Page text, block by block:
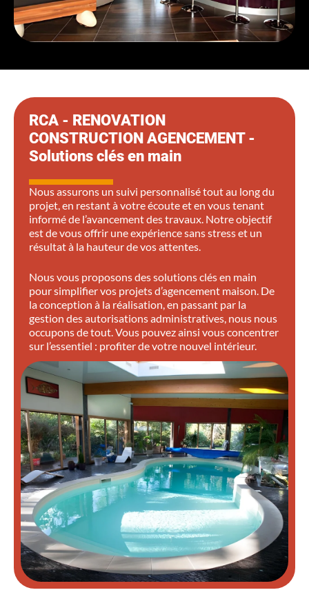
RCA - RENOVATION
CONSTRUCTION AGENCEMENT -
Solutions clés en main
Nous assurons un suivi personnalisé tout au long du
projet, en restant à votre écoute et en vous tenant
informé de l’avancement des travaux. Notre objectif
est de vous offrir une expérience sans stress et un
résultat à la hauteur de vos attentes.
Nous vous proposons des solutions clés en main
pour simplifier vos projets d’agencement maison. De
la conception à la réalisation, en passant par la
gestion des autorisations administratives, nous nous
occupons de tout. Vous pouvez ainsi vous concentrer
sur l’essentiel : profiter de votre nouvel intérieur.